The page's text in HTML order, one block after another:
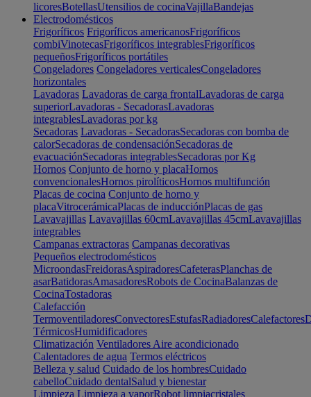
licoresBotellasUtensilios de cocinaVajillaBandejas
Electrodomésticos
Frigoríficos Frigoríficos americanosFrigoríficos
combiVinotecasFrigoríficos integrablesFrigoríficos
pequeñosFrigoríficos portátiles
Congeladores Congeladores verticalesCongeladores
horizontales
Lavadoras Lavadoras de carga frontalLavadoras de carga
superiorLavadoras - SecadorasLavadoras
integrablesLavadoras por kg
Secadoras Lavadoras - SecadorasSecadoras con bomba de
calorSecadoras de condensaciónSecadoras de
evacuaciónSecadoras integrablesSecadoras por Kg
Hornos Conjunto de horno y placaHornos
convencionalesHornos pirolíticosHornos multifunción
Placas de cocina Conjunto de horno y
placaVitrocerámicaPlacas de inducciónPlacas de gas
Lavavajillas Lavavajillas 60cmLavavajillas 45cmLavavajillas
integrables
Campanas extractoras Campanas decorativas
Pequeños electrodomésticos
MicroondasFreidorasAspiradoresCafeterasPlanchas de
asarBatidorasAmasadoresRobots de CocinaBalanzas de
CocinaTostadoras
Calefacción
TermoventiladoresConvectoresEstufasRadiadoresCalefactores
TérmicosHumidificadores
Climatización Ventiladores Aire acondicionado
Calentadores de agua Termos eléctricos
Belleza y salud Cuidado de los hombresCuidado
cabelloCuidado dentalSalud y bienestar
Limpieza Limpieza a vaporRobot limpiacristales